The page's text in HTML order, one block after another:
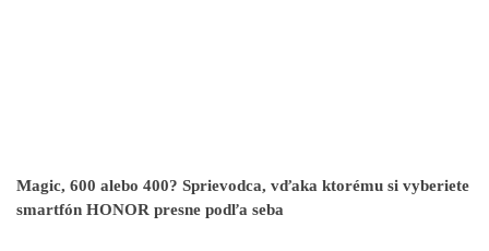
Magic, 600 alebo 400? Sprievodca, vďaka ktorému si vyberiete
smartfón HONOR presne podľa seba